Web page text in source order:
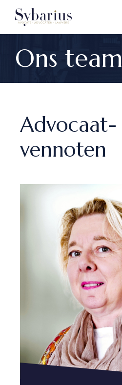
Ons team
Advocaat-
vennoten